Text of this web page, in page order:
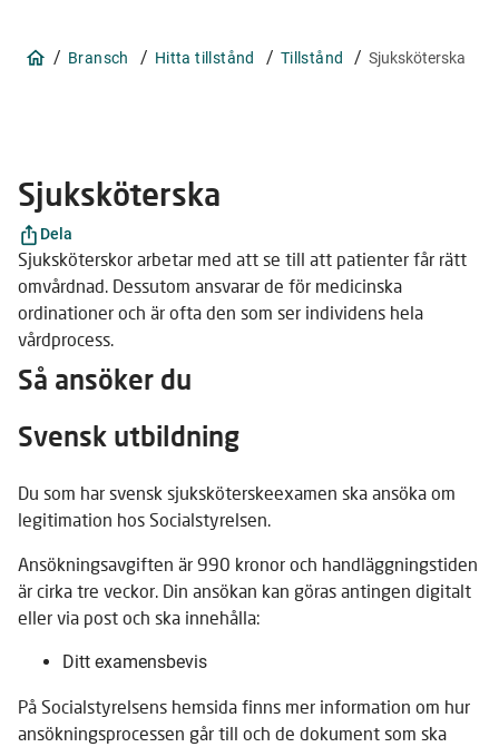
/ Bransch / Hitta tillstånd / Tillstånd / Sjuksköterska
Sjuksköterska
Dela
Sjuksköterskor arbetar med att se till att patienter får rätt
omvårdnad. Dessutom ansvarar de för medicinska
ordinationer och är ofta den som ser individens hela
vårdprocess.
Så ansöker du
Svensk utbildning
Du som har svensk sjuksköterskeexamen ska ansöka om
legitimation hos Socialstyrelsen.
Ansökningsavgiften är 990 kronor och handläggningstiden
är cirka tre veckor. Din ansökan kan göras antingen digitalt
eller via post och ska innehålla:
Ditt examensbevis
På Socialstyrelsens hemsida finns mer information om hur
ansökningsprocessen går till och de dokument som ska